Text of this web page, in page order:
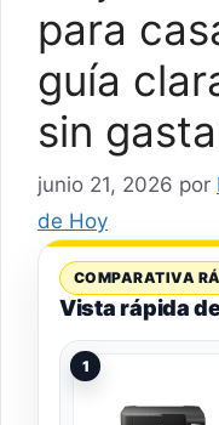
para
guía
sin
junio 21, 2026 por
de Hoy
COMPARATIVA
Vista rápida
1